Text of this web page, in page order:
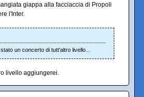
giappa alla facciaccia di Propoli
l'Inter.
un concerto di tutt'altro livello...
livello aggiungerei.